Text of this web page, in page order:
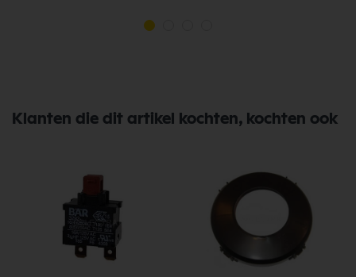
Klanten die dit artikel kochten, kochten ook